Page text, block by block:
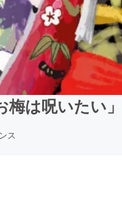
は呪いたい」
ス